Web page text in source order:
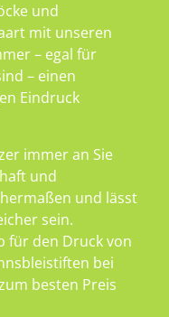
und
mit unseren
– egal für
– einen
Eindruck
immer an Sie
und
und lässt
sein.
für den Druck von
bei
besten Preis